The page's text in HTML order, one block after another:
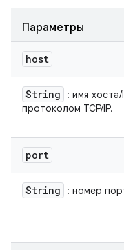
Параметры
host
String
: имя
протоколом TCP/IP.
port
String : номер